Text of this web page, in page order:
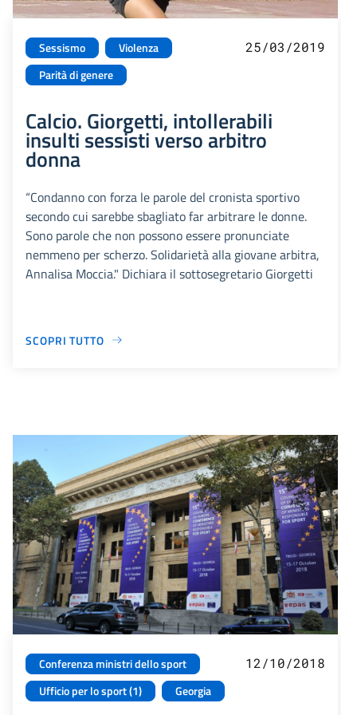
Sessismo
Violenza
Parità di genere
25/03/2019
Calcio. Giorgetti, intollerabili
insulti sessisti verso arbitro
donna
“Condanno con forza le parole del cronista sportivo
secondo cui sarebbe sbagliato far arbitrare le donne.
Sono parole che non possono essere pronunciate
nemmeno per scherzo. Solidarietà alla giovane arbitra,
Annalisa Moccia." Dichiara il sottosegretario Giorgetti
SCOPRI TUTTO
Conferenza ministri dello sport
Ufficio per lo sport (1)
Georgia
12/10/2018